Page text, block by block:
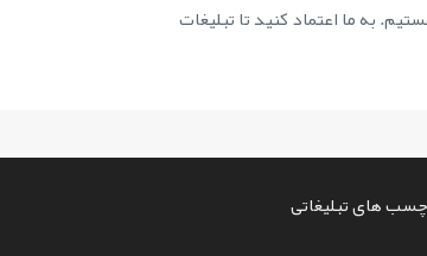
به ما اعتماد کنید تا تبلیغات
های تبلیغاتی